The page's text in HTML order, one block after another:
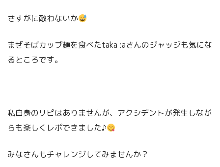
さすがに敵わないか
まぜそばカップ麺を食べたtaka :aさんのジャッジも気にな
るところです。
私自身のリピはありませんが、アクシデントが発生しなが
らも楽しくレポできました♪
みなさんもチャレンジしてみませんか？